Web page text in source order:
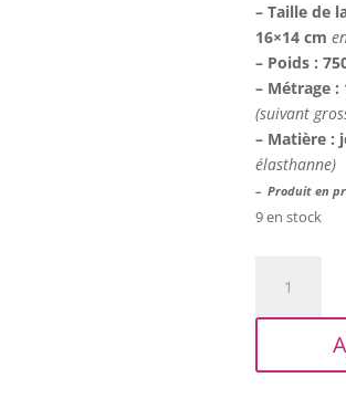
– Taille de
16×14 cm
– Poids :
– Métrage :
(suivant
– Matière :
élasthanne)
– Produit en
9 en stock
Trapilho
-